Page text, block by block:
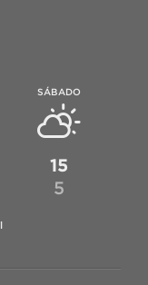
SÁBADO
15
5